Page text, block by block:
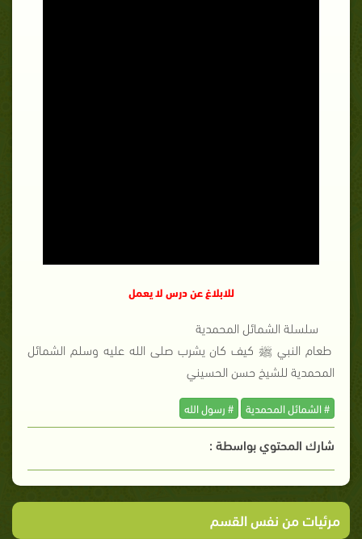
للابلاغ عن درس لا يعمل
سلسلة الشمائل المحمدية
طعام النبي ﷺ كيف كان يشرب صلى الله عليه وسلم الشمائل
المحمدية للشيخ حسن الحسيني
# الشمائل المحمدية # رسول الله
شارك المحتوي بواسطة :
مرئيات من نفس القسم